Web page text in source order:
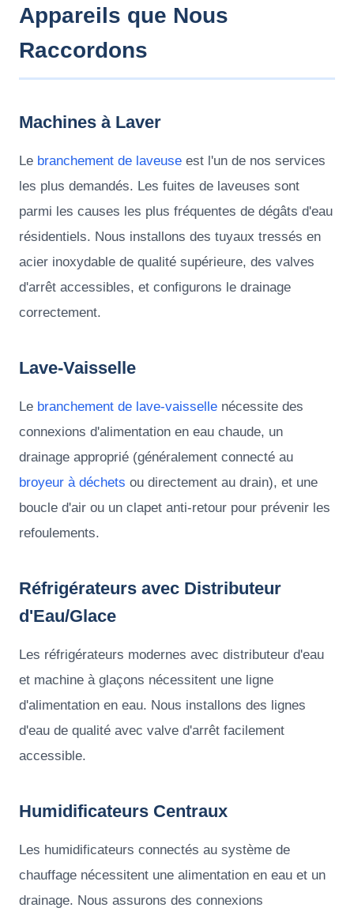
Appareils que Nous
Raccordons
Machines à Laver
Le branchement de laveuse est l'un de nos services
les plus demandés. Les fuites de laveuses sont
parmi les causes les plus fréquentes de dégâts d'eau
résidentiels. Nous installons des tuyaux tressés en
acier inoxydable de qualité supérieure, des valves
d'arrêt accessibles, et configurons le drainage
correctement.
Lave-Vaisselle
Le branchement de lave-vaisselle nécessite des
connexions d'alimentation en eau chaude, un
drainage approprié (généralement connecté au
broyeur à déchets ou directement au drain), et une
boucle d'air ou un clapet anti-retour pour prévenir les
refoulements.
Réfrigérateurs avec Distributeur
d'Eau/Glace
Les réfrigérateurs modernes avec distributeur d'eau
et machine à glaçons nécessitent une ligne
d'alimentation en eau. Nous installons des lignes
d'eau de qualité avec valve d'arrêt facilement
accessible.
Humidificateurs Centraux
Les humidificateurs connectés au système de
chauffage nécessitent une alimentation en eau et un
drainage. Nous assurons des connexions